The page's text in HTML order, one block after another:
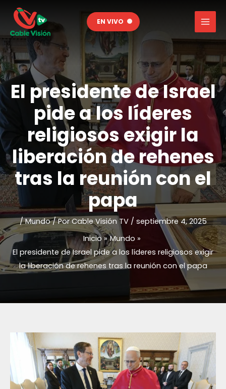
contenido
EN VIVO
El presidente de Israel
pide a los líderes
religiosos exigir la
liberación de rehenes
tras la reunión con el
papa
/Mundo/ PorCable Visión TV / septiembre 4, 2025
Inicio
Mundo
El presidente de Israel pide a los líderes religiosos exigir
la liberación de rehenes tras la reunión con el papa